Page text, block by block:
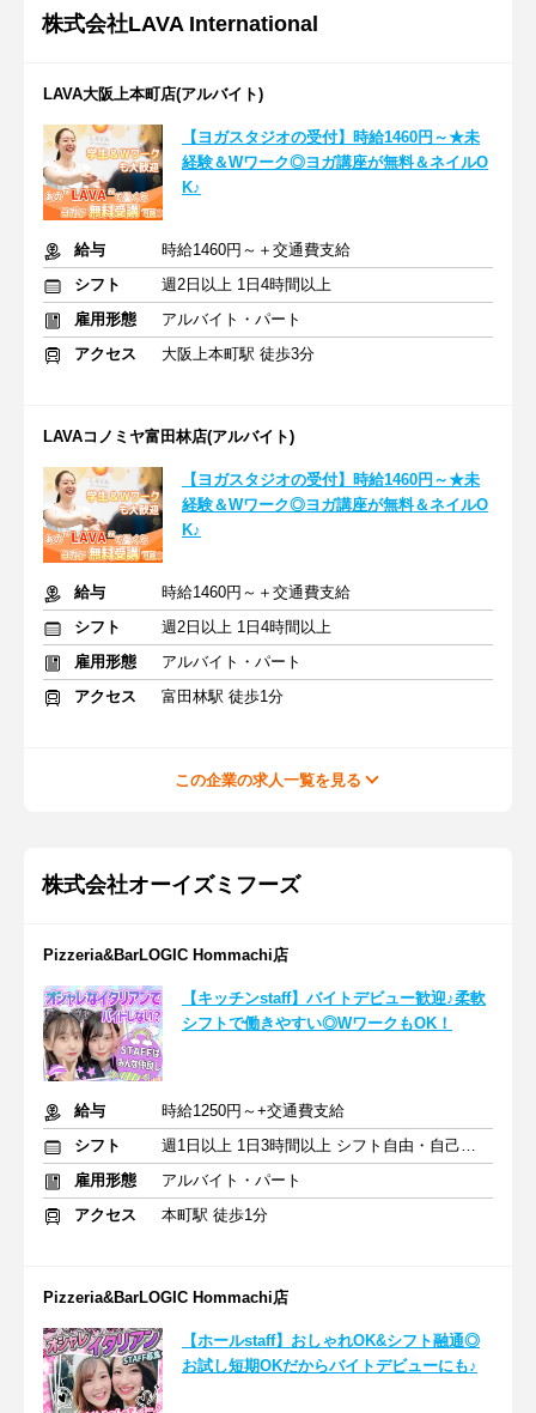
株式会社LAVA International
LAVA大阪上本町店(アルバイト)
【ヨガスタジオの受付】時給1460円～★未
経験＆Wワーク◎ヨガ講座が無料＆ネイルO
K♪
給与
時給1460円～＋交通費支給
シフト
週2日以上 1日4時間以上
雇用形態
アルバイト・パート
アクセス
大阪上本町駅 徒歩3分
LAVAコノミヤ富田林店(アルバイト)
【ヨガスタジオの受付】時給1460円～★未
経験＆Wワーク◎ヨガ講座が無料＆ネイルO
K♪
給与
時給1460円～＋交通費支給
シフト
週2日以上 1日4時間以上
雇用形態
アルバイト・パート
アクセス
富田林駅 徒歩1分
この企業の求人一覧を見る
株式会社オーイズミフーズ
Pizzeria&BarLOGIC Hommachi店
【キッチンstaff】バイトデビュー歓迎♪柔軟
シフトで働きやすい◎WワークもOK！
給与
時給1250円～+交通費支給
シフト
週1日以上 1日3時間以上 シフト自由・自己申告
雇用形態
アルバイト・パート
アクセス
本町駅 徒歩1分
Pizzeria&BarLOGIC Hommachi店
【ホールstaff】おしゃれOK&シフト融通◎
お試し短期OKだからバイトデビューにも♪